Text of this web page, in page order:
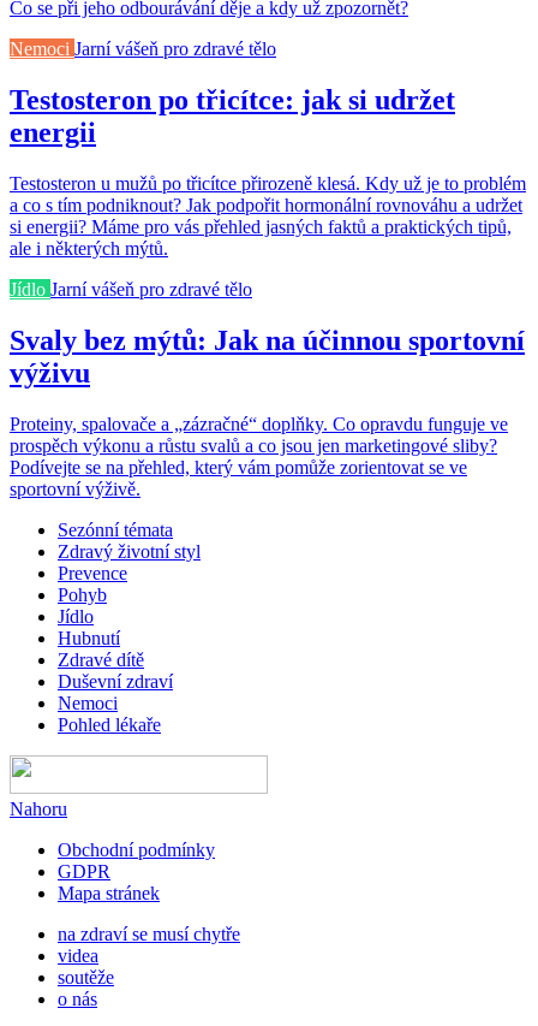
Co se při jeho odbourávání děje a kdy už zpozornět?
Nemoci Jarní vášeň pro zdravé tělo
Testosteron po třicítce: jak si udržet
energii
Testosteron u mužů po třicítce přirozeně klesá. Kdy už je to problém
a co s tím podniknout? Jak podpořit hormonální rovnováhu a udržet
si energii? Máme pro vás přehled jasných faktů a praktických tipů,
ale i některých mýtů.
Jídlo Jarní vášeň pro zdravé tělo
Svaly bez mýtů: Jak na účinnou sportovní
výživu
Proteiny, spalovače a „zázračné“ doplňky. Co opravdu funguje ve
prospěch výkonu a růstu svalů a co jsou jen marketingové sliby?
Podívejte se na přehled, který vám pomůže zorientovat se ve
sportovní výživě.
Sezónní témata
Zdravý životní styl
Prevence
Pohyb
Jídlo
Hubnutí
Zdravé dítě
Duševní zdraví
Nemoci
Pohled lékaře
Nahoru
Obchodní podmínky
GDPR
Mapa stránek
na zdraví se musí chytře
videa
soutěže
o nás